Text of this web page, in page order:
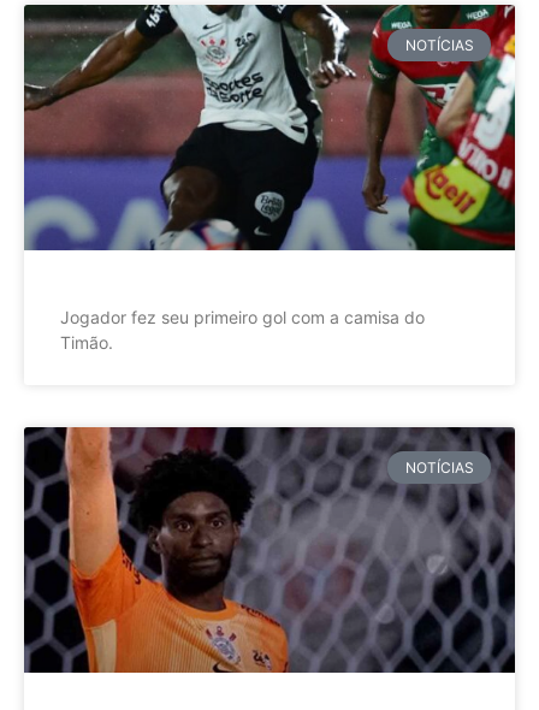
NOTÍCIAS
Jogador fez seu primeiro gol com a camisa do
Timão.
NOTÍCIAS